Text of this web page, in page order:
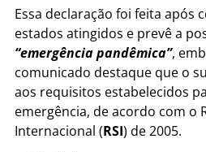
Essa declaração foi feita após
estados atingidos e prevê a
“emergência pandêmica”,
comunicado destaque que o
aos requisitos estabelecidos
emergência, de acordo com o
Internacional (RSI) de 2005.